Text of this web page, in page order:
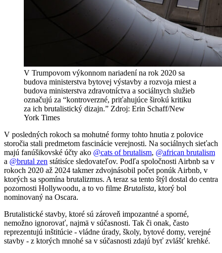
V Trumpovom výkonnom nariadení na rok 2020 sa
budova ministerstva bytovej výstavby a rozvoja miest a
budova ministerstva zdravotníctva a sociálnych služieb
označujú za “kontroverzné, priťahujúce širokú kritiku
za ich brutalistický dizajn.” Zdroj: Erin Schaff/New
York Times
V posledných rokoch sa mohutné formy tohto hnutia z polovice
storočia stali predmetom fascinácie verejnosti. Na sociálnych sieťach
majú fanúšikovské účty ako @cats of brutalism, @african brutalism
a @brutal zen státisíce sledovateľov. Podľa spoločnosti Airbnb sa v
rokoch 2020 až 2024 takmer zdvojnásobil počet ponúk Airbnb, v
ktorých sa spomína brutalizmus. A teraz sa tento štýl dostal do centra
pozornosti Hollywoodu, a to vo filme Brutalista, ktorý bol
nominovaný na Oscara.
Brutalistické stavby, ktoré sú zároveň impozantné a sporné,
nemožno ignorovať, najmä v súčasnosti. Tak či onak, často
reprezentujú inštitúcie - vládne úrady, školy, bytové domy, verejné
stavby - z ktorých mnohé sa v súčasnosti zdajú byť zvlášť krehké.